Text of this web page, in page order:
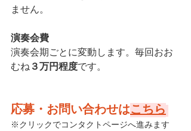
ません。
演奏会費
演奏会期ごとに変動します。毎回おお
むね ３万円程度です。
応募・お問い合わせはこちら
※クリックでコンタクトページへ進みます